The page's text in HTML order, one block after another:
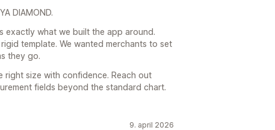
DIAMOND.
exactly what we built the app around.
template. We wanted merchants to set
they go.
right size with confidence. Reach out
fields beyond the standard chart.
9. april 2026